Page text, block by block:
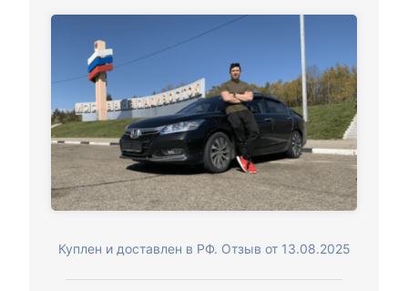
Куплен и доставлен в РФ. Отзыв от 13.08.2025